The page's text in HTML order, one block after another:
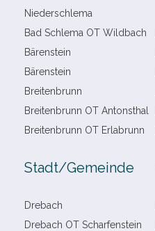
Niederschlema
Bad Schlema OT Wildbach
Bärenstein
Bärenstein
Breitenbrunn
Breitenbrunn OT Antonsthal
Breitenbrunn OT Erlabrunn
Stadt/​Gemeinde
Drebach
Drebach OT Scharfenstein